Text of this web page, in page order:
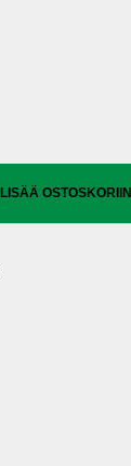
LISÄÄ OSTOSKORIIN